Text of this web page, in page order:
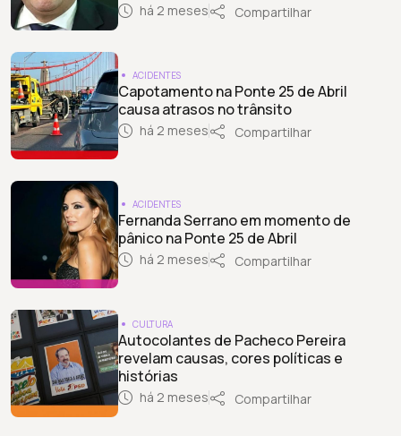
há 2 meses Compartilhar
ACIDENTES
Capotamento na Ponte 25 de Abril
causa atrasos no trânsito
há 2 meses Compartilhar
ACIDENTES
Fernanda Serrano em momento de
pânico na Ponte 25 de Abril
há 2 meses Compartilhar
CULTURA
Autocolantes de Pacheco Pereira
revelam causas, cores políticas e
histórias
há 2 meses Compartilhar